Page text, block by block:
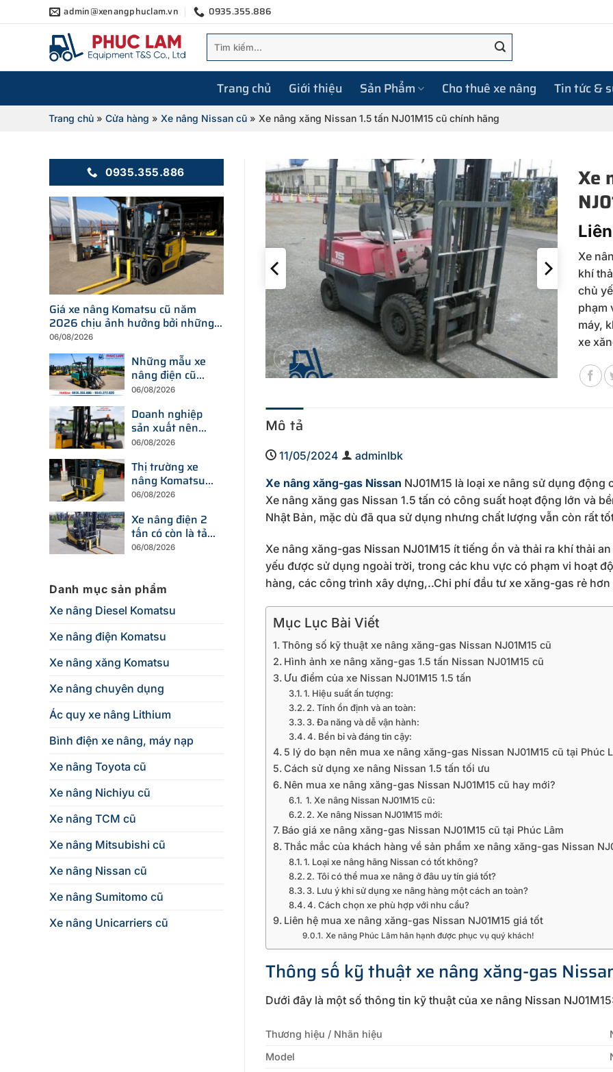
qua
admin@xenangphuclam.vn 0935.355.886
kiếm:
Trang chủ Giới thiệu Sản Phẩm Cho thuê xe nâng Tin tức &
Trang chủ» Cửa hàng » Xe nâng Nissan cũ» Xe nâng xăng Nissan 1.5 tấn NJ01M15 cũ chính hãng
0935.355.886
Giá xe nâng Komatsu cũ năm
2026 chịu ảnh hưởng bởi những
yếu tố nào?
06/08/2026
Những mẫu xe
nâng điện cũ
đang được tìm
trên thị trường
hiện nay
06/08/2026
Doanh nghiệp
sản xuất nên
chọn xe nâng
nâng dầu để tối
ưu chi phí?
06/08/2026
Thị trường xe
nâng Komatsu
cũ đang thay đổi
hướng đầu tư
thiết bị mới?
06/08/2026
Xe nâng điện 2
tấn có còn là tải
trọng được
năm 2026?
06/08/2026
Danh mục sản phẩm
Xe nâng Diesel Komatsu
Xe nâng điện Komatsu
Xe nâng xăng Komatsu
Xe nâng chuyên dụng
Ác quy xe nâng Lithium
Bình điện xe nâng, máy nạp
Xe nâng Toyota cũ
Xe nâng Nichiyu cũ
Xe nâng TCM cũ
Xe nâng Mitsubishi cũ
Xe nâng Nissan cũ
Xe nâng Sumitomo cũ
Xe nâng Unicarriers cũ
Xe
Xe
khí
chủ
phạm
máy,
xe
Mô tả
11/05/2024
adminlbk
Xe nâng xăng-gas Nissan NJ01M15 là loại xe nâng sử dụng
Xe nâng xăng gas Nissan 1.5 tấn có công suất hoạt động lớn và
Nhật Bản, mặc dù đã qua sử dụng nhưng chất lượng vẫn còn rất
Xe nâng xăng-gas Nissan NJ01M15 ít tiếng ồn và thải ra khí thải
yếu được sử dụng ngoài trời, trong các khu vực có phạm vi hoạt
hàng, các công trình xây dựng,..Chi phí đầu tư xe xăng-gas rẻ
Mục Lục Bài Viết
Thông số kỹ thuật xe nâng xăng-gas Nissan NJ01M15 cũ
Hình ảnh xe nâng xăng-gas 1.5 tấn Nissan NJ01M15 cũ
Ưu điểm của xe Nissan NJ01M15 1.5 tấn
1. Hiệu suất ấn tượng:
2. Tính ổn định và an toàn:
3. Đa năng và dễ vận hành:
4. Bền bỉ và đáng tin cậy:
5 lý do bạn nên mua xe nâng xăng-gas Nissan NJ01M15 cũ tại Phúc
Cách sử dụng xe nâng Nissan 1.5 tấn tối ưu
Nên mua xe nâng xăng-gas Nissan NJ01M15 cũ hay mới?
1. Xe nâng Nissan NJ01M15 cũ:
2. Xe nâng Nissan NJ01M15 mới:
Báo giá xe nâng xăng-gas Nissan NJ01M15 cũ tại Phúc Lâm
Thắc mắc của khách hàng về sản phẩm xe nâng xăng-gas Nissan
1. Loại xe nâng hãng Nissan có tốt không?
2. Tôi có thể mua xe nâng ở đâu uy tín giá tốt?
3. Lưu ý khi sử dụng xe nâng hàng một cách an toàn?
4. Cách chọn xe phù hợp với nhu cầu?
Liên hệ mua xe nâng xăng-gas Nissan NJ01M15 giá tốt
Xe nâng Phúc Lâm hân hạnh được phục vụ quý khách!
Thông số kỹ thuật xe nâng xăng-gas
Dưới đây là một số thông tin kỹ thuật của xe nâng Nissan
Thương hiệu / Nhãn hiệu
Model